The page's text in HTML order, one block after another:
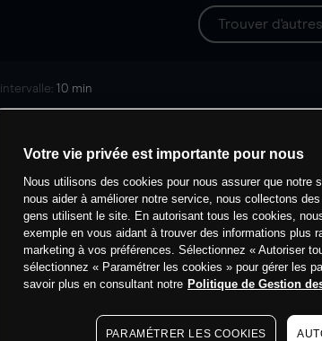
intervalle: 10 min
Votre vie privée est importante pour nous
Nous utilisons des cookies pour nous assurer que notre
nous aider à améliorer notre service, nous collectons
gens utilisent le site. En autorisant tous les cookies,
exemple en vous aidant à trouver des informations plus
marketing à vos préférences. Sélectionnez « Autoriser
sélectionnez « Paramétrer les cookies » pour gérer les
savoir plus en consultant notre Politique de Gestion
PARAMÉTRER LES COOKIES